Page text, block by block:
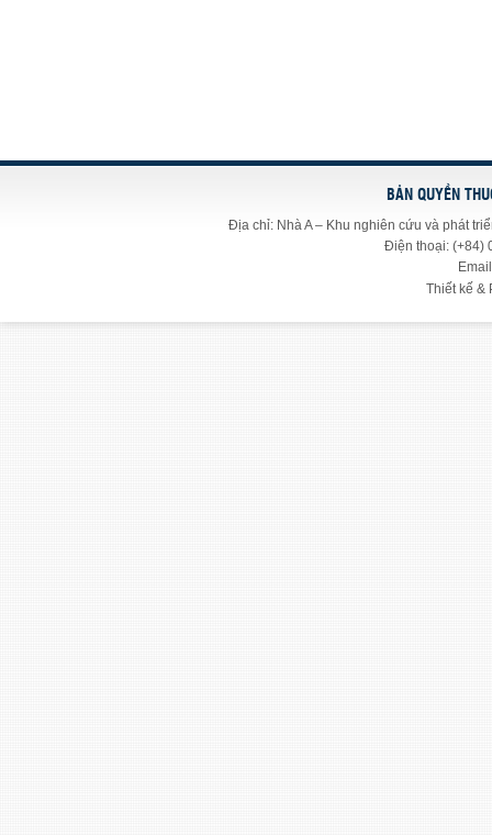
BẢN QUYỀN
Địa chỉ: Nhà A – Khu nghiên cứu và phát
Điện thoại: (+84)
Thiết kế &